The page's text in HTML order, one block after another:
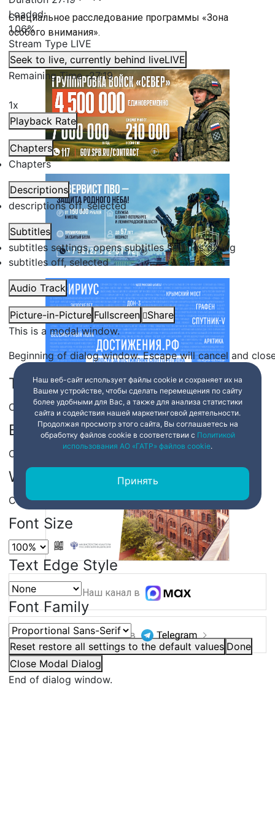
Loaded:
1.06%
Stream Type LIVE
Seek to live, currently behind liveLIVE
Remaining Time-27:19
1x
Playback Rate
Chapters
Chapters
Descriptions
descriptions off, selected
Subtitles
subtitles settings, opens subtitles settings dialog
subtitles off, selected
Audio Track
Picture-in-Picture Fullscreen
Share
This is a modal window.
Beginning of dialog window. Escape will cancel and
Text
Color Transparency
Background
Color
Window
Color Transparency
Font Size
Text Edge Style
Font Family
Reset restore all settings to the default values Done
Close Modal Dialog
End of dialog window.
Специальное расследование программы «Зона
особого внимания».
Наш канал в
Наш канал в
Наш веб-сайт использует файлы cookie и сохраняет их на
Вашем устройстве, чтобы сделать перемещения по сайту
более удобными для Вас, а также для анализа статистики
сайта и содействия нашей маркетинговой деятельности.
Продолжая просмотр этого сайта, Вы соглашаетесь на
обработку файлов cookie в соответствии с Политикой
использования АО «ГАТР» файлов cookie.
Принять